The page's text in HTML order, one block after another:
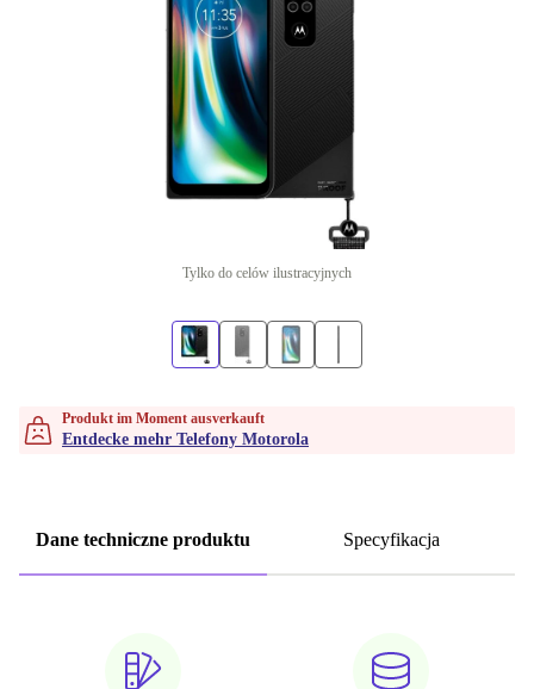
Tylko do celów ilustracyjnych
Produkt im Moment ausverkauft
Entdecke mehr Telefony Motorola
Dane techniczne produktu Specyfikacja